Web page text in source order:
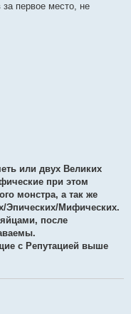
первое место, не
или двух Великих
при этом
монстра, а так же
Эпических/Мифических.
после
с Репутацией выше